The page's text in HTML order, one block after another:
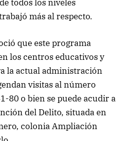
todos los niveles
más al respecto.
que este programa
los centros educativos y
la actual administración
visitas al número
80 o bien se puede acudir a
del Delito, situada en
colonia Ampliación